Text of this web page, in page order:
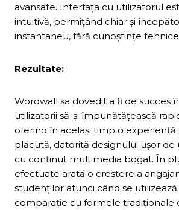
avansate. Interfața cu utilizatorul
intuitivă, permițând chiar și
instantaneu, fără cunoștințe
Rezultate:
Wordwall sa dovedit a fi de succes
utilizatorii să-și îmbunătățească
oferind în același timp o
plăcută, datorită designului ușor
cu conținut multimedia bogat. În
efectuate arată o creștere a
studenților atunci când se
comparație cu formele tradiționale